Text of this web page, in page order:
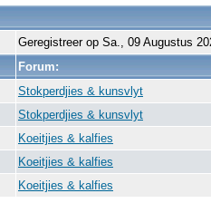
Geregistreer op Sa., 09 Augustus
Forum:
Stokperdjies & kunsvlyt
Stokperdjies & kunsvlyt
Koeitjies & kalfies
Koeitjies & kalfies
Koeitjies & kalfies